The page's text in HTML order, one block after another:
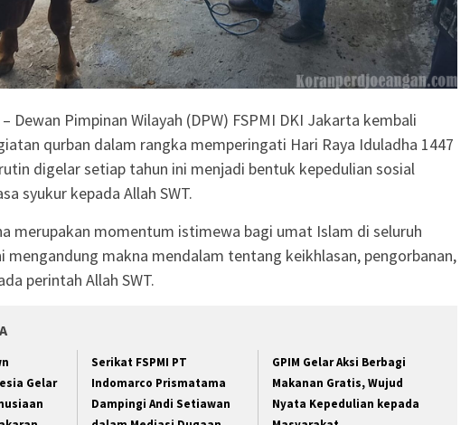
Dewan Pimpinan Wilayah (DPW) FSPMI DKI Jakarta kembali
qurban dalam rangka memperingati Hari Raya Iduladha 1447
digelar setiap tahun ini menjadi bentuk kepedulian sosial
syukur kepada Allah SWT.
merupakan momentum istimewa bagi umat Islam di seluruh
mengandung makna mendalam tentang keikhlasan, pengorbanan,
perintah Allah SWT.
Gelar
Serikat FSPMI PT
Indomarco Prismatama
Dampingi Andi Setiawan
GPIM Gelar Aksi Berbagi
Makanan Gratis, Wujud
Nyata Kepedulian kepada